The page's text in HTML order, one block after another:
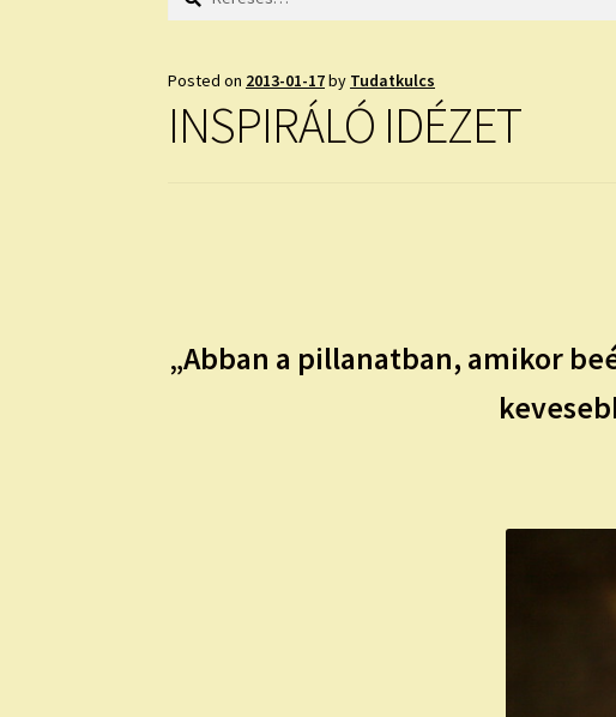
Posted on 2013-01-17by Tudatkulcs
INSPIRÁLÓ IDÉZET
„Abban a pillanatban, amikor